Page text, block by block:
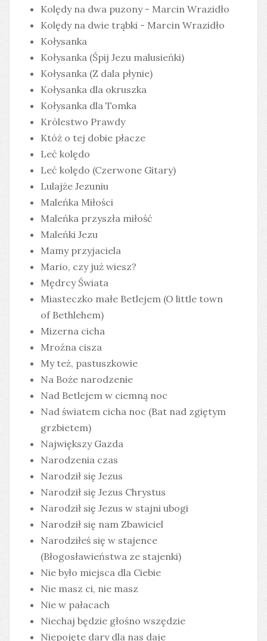
Kolędy na dwa puzony - Marcin Wrazidło
Kolędy na dwie trąbki - Marcin Wrazidło
Kołysanka
Kołysanka (Śpij Jezu malusieńki)
Kołysanka (Z dala płynie)
Kołysanka dla okruszka
Kołysanka dla Tomka
Królestwo Prawdy
Któż o tej dobie płacze
Leć kolędo
Leć kolędo (Czerwone Gitary)
Lulajże Jezuniu
Maleńka Miłości
Maleńka przyszła miłość
Maleńki Jezu
Mamy przyjaciela
Mario, czy już wiesz?
Mędrcy Świata
Miasteczko małe Betlejem (O little town
of Bethlehem)
Mizerna cicha
Mroźna cisza
My też, pastuszkowie
Na Boże narodzenie
Nad Betlejem w ciemną noc
Nad światem cicha noc (Bat nad zgiętym
grzbietem)
Największy Gazda
Narodzenia czas
Narodził się Jezus
Narodził się Jezus Chrystus
Narodził się Jezus w stajni ubogi
Narodził się nam Zbawiciel
Narodziłeś się w stajence
(Błogosławieństwa ze stajenki)
Nie było miejsca dla Ciebie
Nie masz ci, nie masz
Nie w pałacach
Niechaj będzie głośno wszędzie
Niepojęte dary dla nas daje